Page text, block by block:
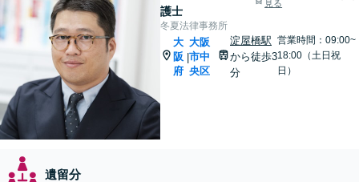
護士
見る
冬夏法律事務所
大
阪
府
|
大阪
市中
央区
淀屋橋駅
から徒歩3
分
営業時間：09:00~
18:00（土日祝
日）
遺留分